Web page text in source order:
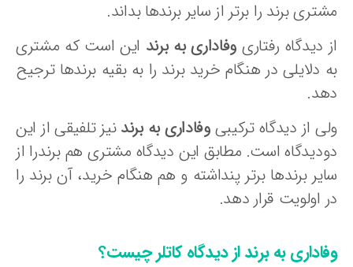
برند را برتر از سایر برندها بداند.
دیدگاه رفتاریوفاداری به برنداین است که مشتری
دلایلی در هنگام خرید برند را به بقیه برندها ترجیح
از دیدگاه ترکیبیوفاداری به برندنیز تلفیقی از این
است. مطابق این دیدگاه مشتری هم برندرا از
برندها برتر پنداشته و هم هنگام خرید، آن برند را
اولویت قرار دهد.
به برند از دیدگاه کاتلرچیست؟